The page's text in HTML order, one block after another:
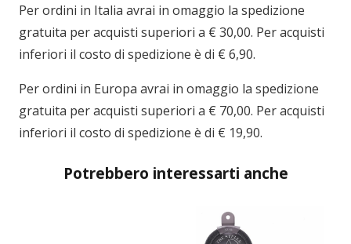
Per ordini in Italia avrai in omaggio la spedizione
gratuita per acquisti superiori a € 30,00. Per acquisti
inferiori il costo di spedizione è di € 6,90.
Per ordini in Europa avrai in omaggio la spedizione
gratuita per acquisti superiori a € 70,00. Per acquisti
inferiori il costo di spedizione è di € 19,90.
Potrebbero interessarti anche